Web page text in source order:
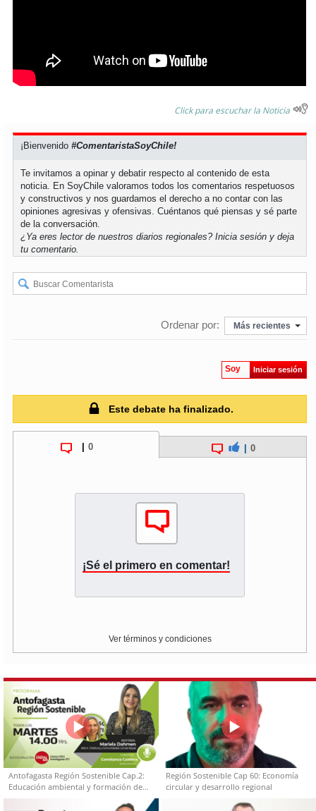
Click para escuchar la Noticia
¡Bienvenido#ComentaristaSoyChile!
Te invitamos a opinar y debatir respecto al contenido de esta
noticia. En SoyChile valoramos todos los comentarios respetuosos
y constructivos y nos guardamos el derecho a no contar con las
opiniones agresivas y ofensivas. Cuéntanos qué piensas y sé parte
de la conversación.
¿Ya eres lector de nuestros diarios regionales?Inicia sesión y deja
tu comentario.
Ordenar por: Más recientes
Soy Iniciar sesión
Este debate ha finalizado.
0 0
¡Sé el primero en comentar!
Ver términos y condiciones
Antofagasta Región Sostenible Cap.2:
Educación ambiental y formación de
capacidades técnicas
Región Sostenible Cap 60: Economía
circular y desarrollo regional